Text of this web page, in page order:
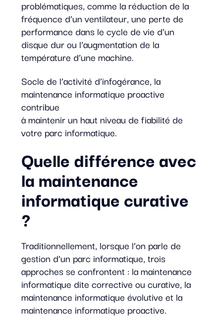
problématiques, comme la réduction de la
fréquence d’un ventilateur, une perte de
performance dans le cycle de vie d’un
disque dur ou l’augmentation de la
température d’une machine.
Socle de l’activité d’infogérance, la
maintenance informatique proactive
contribue
à maintenir un haut niveau de fiabilité de
votre parc informatique.
Quelle différence avec
la maintenance
informatique curative
?
Traditionnellement, lorsque l’on parle de
gestion d’un parc informatique, trois
approches se confrontent : la maintenance
informatique dite corrective ou curative, la
maintenance informatique évolutive et la
maintenance informatique proactive.